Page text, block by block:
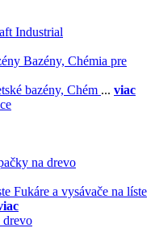
Industrial
Bazény, Chémia pre
bazény, Chém ... viac
na drevo
Fukáre a vysávače na líste